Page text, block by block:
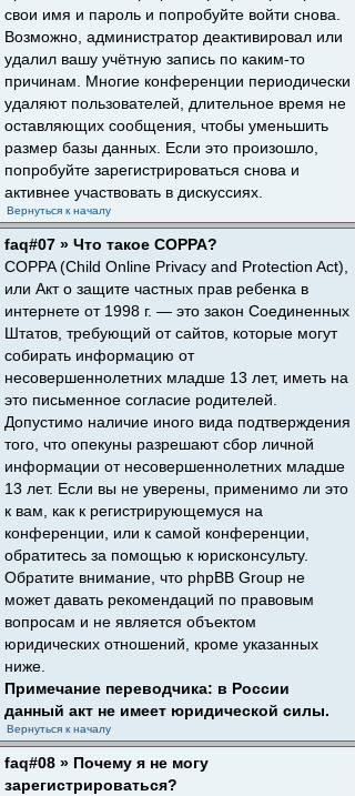
свои имя и пароль и попробуйте войти снова.
Возможно, администратор деактивировал или
удалил вашу учётную запись по каким-то
причинам. Многие конференции периодически
удаляют пользователей, длительное время не
оставляющих сообщения, чтобы уменьшить
размер базы данных. Если это произошло,
попробуйте зарегистрироваться снова и
активнее участвовать в дискуссиях.
Вернуться к началу
faq#07 » Что такое COPPA?
COPPA (Child Online Privacy and Protection Act),
или Акт о защите частных прав ребенка в
интернете от 1998 г. — это закон Соединенных
Штатов, требующий от сайтов, которые могут
собирать информацию от
несовершеннолетних младше 13 лет, иметь на
это письменное согласие родителей.
Допустимо наличие иного вида подтверждения
того, что опекуны разрешают сбор личной
информации от несовершеннолетних младше
13 лет. Если вы не уверены, применимо ли это
к вам, как к регистрирующемуся на
конференции, или к самой конференции,
обратитесь за помощью к юрисконсульту.
Обратите внимание, что phpBB Group не
может давать рекомендаций по правовым
вопросам и не является объектом
юридических отношений, кроме указанных
ниже.
Примечание переводчика: в России
данный акт не имеет юридической силы.
Вернуться к началу
faq#08 » Почему я не могу
зарегистрироваться?